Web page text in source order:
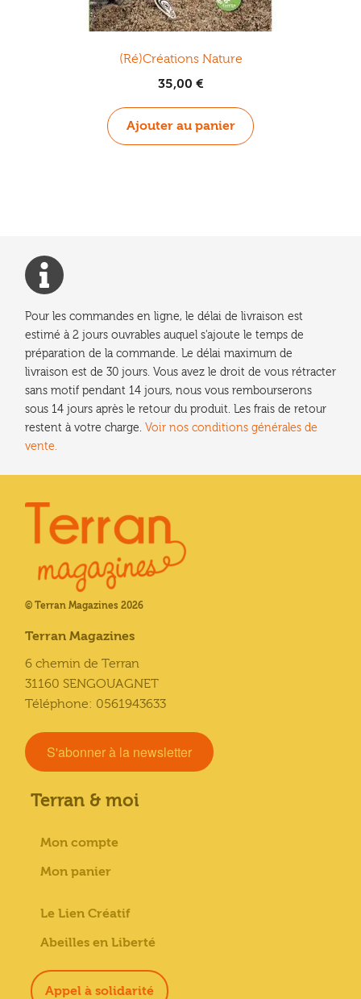
(Ré)Créations Nature
35,00 €
Ajouter au panier
Pour les commandes en ligne, le délai de livraison est
estimé à 2 jours ouvrables auquel s'ajoute le temps de
préparation de la commande. Le délai maximum de
livraison est de 30 jours. Vous avez le droit de vous rétracter
sans motif pendant 14 jours, nous vous rembourserons
sous 14 jours après le retour du produit. Les frais de retour
restent à votre charge. Voir nos conditions générales de
vente.
© Terran Magazines 2026
Terran Magazines
6 chemin de Terran
31160 SENGOUAGNET
Téléphone: 0561943633
S'abonner à la newsletter
Terran & moi
Mon compte
Mon panier
Le Lien Créatif
Abeilles en Liberté
Appel à solidarité